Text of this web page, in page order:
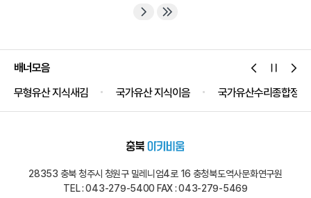
배너모음
무형유산 지식새김
국가유산 지식이음 국가유산수리종합정보
28353 충북 청주시 청원구 밀레니엄4로 16 충청북도역사문화연구원
TEL : 043-279-5400 FAX : 043-279-5469